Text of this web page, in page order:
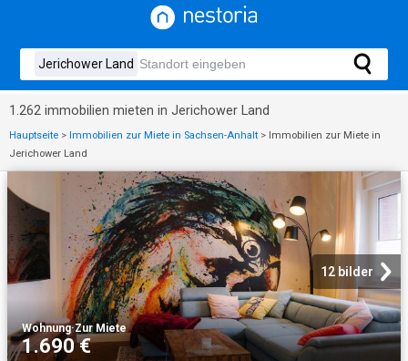
1.262 immobilien mieten in Jerichower Land
Hauptseite > Immobilien zur Miete in Sachsen-Anhalt > Immobilien zur Miete in
Jerichower Land
12 bilder
Wohnung·Zur Miete
1.690 €